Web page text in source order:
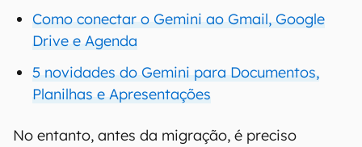
Como conectar o Gemini ao Gmail, Google
Drive e Agenda
5 novidades do Gemini para Documentos,
Planilhas e Apresentações
No entanto, antes da migração, é preciso